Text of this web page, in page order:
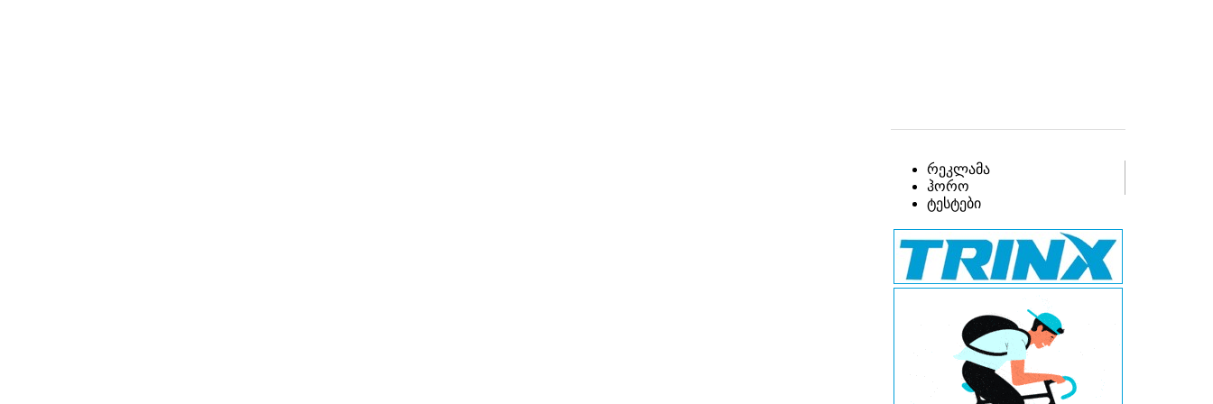
რეკლამა
ჰორო
ტესტები